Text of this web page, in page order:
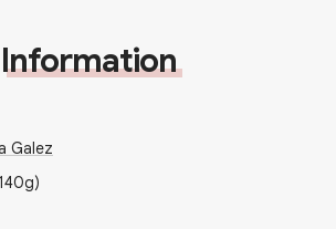
Information
Galez